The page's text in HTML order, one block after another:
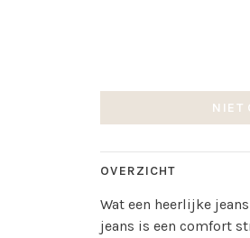
NIET
OVERZICHT
Wat een heerlijke
jeans is een comfort